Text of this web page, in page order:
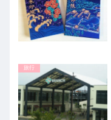
旅行